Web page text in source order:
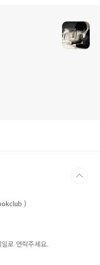
)
로 연락주세요.